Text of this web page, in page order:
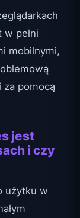
pełni
mobilnymi,
za pomocą
jest
i czy
użytku w